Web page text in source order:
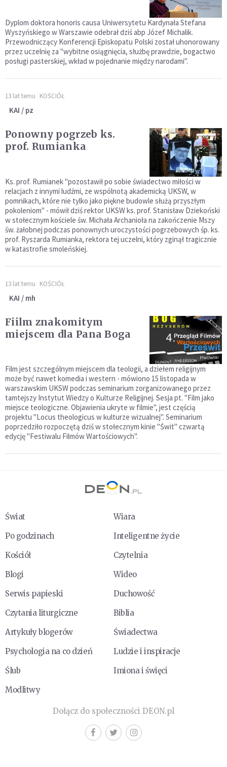
Dyplom doktora honoris causa Uniwersytetu Kardynała Stefana
Wyszyńskiego w Warszawie odebrał dziś abp Józef Michalik.
Przewodniczący Konferencji Episkopatu Polski został uhonorowany
przez uczelnię za "wybitne osiągnięcia, służbę prawdzie, bogactwo
posługi pasterskiej, wkład w pojednanie między narodami".
13 lat temu KOŚCIÓŁ
KAI / pz
Ponowny pogrzeb ks.
prof. Rumianka
Ks. prof. Rumianek "pozostawił po sobie świadectwo miłości w
relacjach z innymi ludźmi, ze wspólnotą akademicką UKSW, w
pomnikach, które nie tylko jako piękne budowle służą przyszłym
pokoleniom" - mówił dziś rektor UKSW ks. prof. Stanisław Dziekoński
w stołecznym kościele św. Michała Archanioła na zakończenie Mszy
św. żałobnej podczas ponownych uroczystości pogrzebowych śp. ks.
prof. Ryszarda Rumianka, rektora tej uczelni, który zginął tragicznie
w katastrofie smoleńskiej.
13 lat temu KOŚCIÓŁ
KAI / mh
Fiilm znakomitym
miejscem dla Pana Boga
Film jest szczególnym miejscem dla teologii, a dziełem religijnym
może być nawet komedia i western - mówiono 15 listopada w
warszawskim UKSW podczas seminarium zorganizowanego przez
tamtejszy Instytut Wiedzy o Kulturze Religijnej. Sesja pt. "Film jako
miejsce teologiczne. Objawienia ukryte w filmie", jest częścią
projektu "Locus theologicus w kulturze wizualnej". Seminarium
poprzedziło rozpoczętą dziś w stołecznym kinie "Świt" czwartą
edycję "Festiwalu Filmów Wartościowych".
Świat
Wiara
Po godzinach
Inteligentne życie
Kościół
Czytelnia
Blogi
Wideo
Serwis papieski
Duchowość
Czytania liturgiczne
Biblia
Artykuły blogerów
Świadectwa
Psychologia na co dzień
Ludzie i inspiracje
Ślub
Imiona i święci
Modlitwy
Dołącz do społeczności DEON.pl